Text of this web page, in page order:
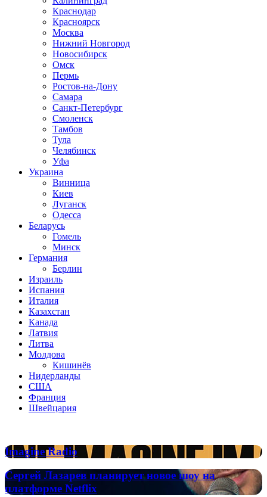
Краснодар
Красноярск
Москва
Нижний Новгород
Новосибирск
Омск
Пермь
Ростов-на-Дону
Самара
Санкт-Петербург
Смоленск
Тамбов
Тула
Челябинск
Уфа
Украина
Винница
Киев
Луганск
Одесса
Беларусь
Гомель
Минск
Германия
Берлин
Израиль
Испания
Италия
Казахстан
Канада
Латвия
Литва
Молдова
Кишинёв
Нидерланды
США
Франция
Швейцария
Imagine
Radio
Imagine Radio
Сергей
Лазарев
Сергей Лазарев планирует новое шоу на
платформе Netflix